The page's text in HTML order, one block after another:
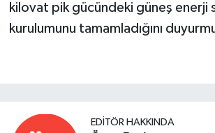
kilovat pik gücündeki güneş enerji
kurulumunu tamamladığını
EDITÖR HAKKINDA